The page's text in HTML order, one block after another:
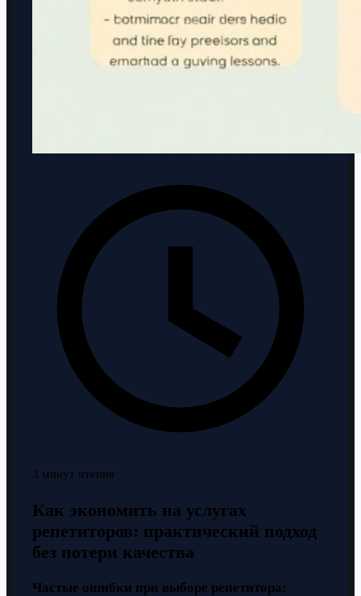
3 минут чтения
Как экономить на услугах
репетиторов: практический подход
без потери качества
Частые ошибки при выборе репетитора: